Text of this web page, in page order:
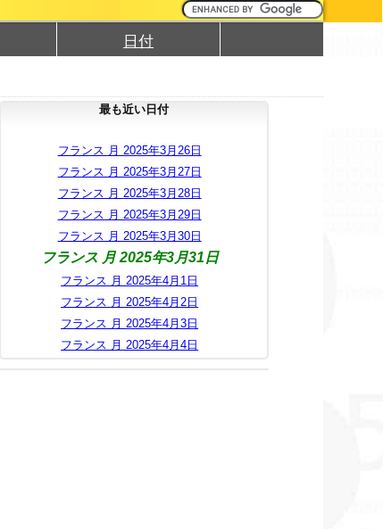
日付
最も近い日付
フランス 月 2025年3月26日
フランス 月 2025年3月27日
フランス 月 2025年3月28日
フランス 月 2025年3月29日
フランス 月 2025年3月30日
フランス 月 2025年3月31日
フランス 月 2025年4月1日
フランス 月 2025年4月2日
フランス 月 2025年4月3日
フランス 月 2025年4月4日